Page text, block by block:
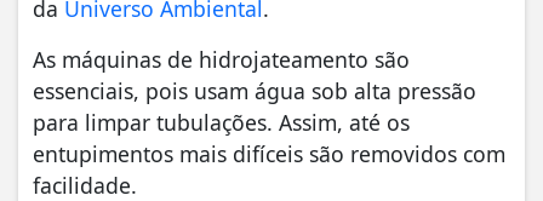
da Universo Ambiental.
As máquinas de hidrojateamento são
essenciais, pois usam água sob alta pressão
para limpar tubulações. Assim, até os
entupimentos mais difíceis são removidos com
facilidade.